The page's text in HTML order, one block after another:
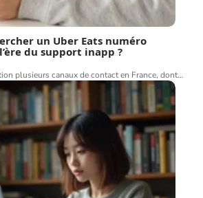
un Uber Eats numéro
du support inapp ?
plusieurs canaux de contact en France, dont…